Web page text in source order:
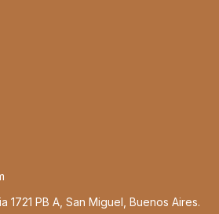
1721 PB A, San Miguel, Buenos Aires.